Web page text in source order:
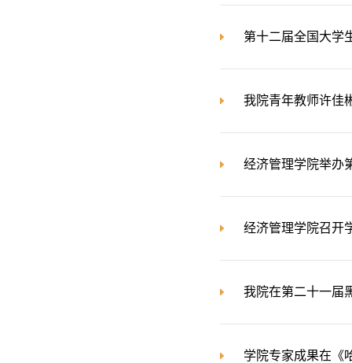
第十二届全国大学
我院青年教师许佳
经济管理学院举办
经济管理学院召开
我院在第二十一届
学院专家成果在《